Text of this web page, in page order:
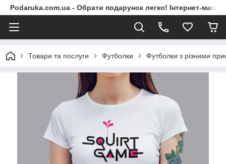
Podaruka.com.ua - Обрати подарунок легко! Інтернет-
Товари та послуги Футболки Футболки з різними